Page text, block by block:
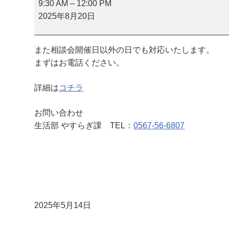
祭
相
9:30 AM – 12:00 PM
2025年8月20日
また相談会開催日以外の日でも対応いたします。
まずはお電話ください。
詳細はコチラ
お問い合わせ
生活部 やすらぎ課 TEL：0567-56-6807
2025年5月14日